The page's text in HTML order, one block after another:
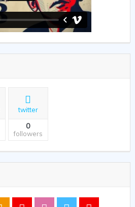
twitter
0
followers